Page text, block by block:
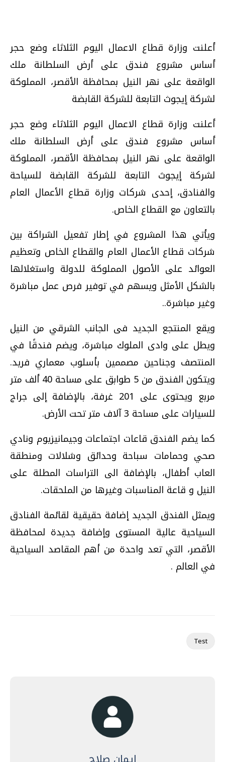
أعلنت وزارة قطاع الاعمال اليوم الثلاثاء وضع حجر
أساس مشروع فندق على أرض السلطانة ملك
الواقعة على نهر النيل بمحافظة الأقصر، المملوكة
لشركة إيجوث التابعة للشركة القابضة
أعلنت وزارة قطاع الاعمال اليوم الثلاثاء وضع حجر
أساس مشروع فندق على أرض السلطانة ملك
الواقعة على نهر النيل بمحافظة الأقصر، المملوكة
لشركة إيجوث التابعة للشركة القابضة للسياحة
والفنادق، إحدى شركات وزارة قطاع الأعمال العام
بالتعاون مع القطاع الخاص.
ويأتي هذا المشروع في إطار تفعيل الشراكة بين
شركات قطاع الأعمال العام والقطاع الخاص وتعظيم
العوائد على الأصول المملوكة للدولة واستغلالها
بالشكل الأمثل ويسهم في توفير فرص عمل مباشرة
وغير مباشرة..
ويقع المنتجع الجديد فى الجانب الشرقي من النيل
ويطل على وادى الملوك مباشرة، ويضم فندقًا في
المنتصف وجناحين مصممين بأسلوب معماري فريد.
ويتكون الفندق من 5 طوابق على مساحة 40 ألف متر
مربع ويحتوى على 201 غرفة، بالإضافة إلى جراج
للسيارات على مساحة 3 آلاف متر تحت الأرض.
كما يضم الفندق قاعات اجتماعات وجيمانيزيوم ونادي
صحي وحمامات سباحة وحدائق وشلالات ومنطقة
العاب أطفال، بالإضافة الى التراسات المطلة على
النيل و قاعة المناسبات وغيرها من الملحقات.
ويمثل الفندق الجديد إضافة حقيقية لقائمة الفنادق
السياحية عالية المستوى وإضافة جديدة لمحافظة
الأقصر، التي تعد واحدة من أهم المقاصد السياحية
في العالم .
Test